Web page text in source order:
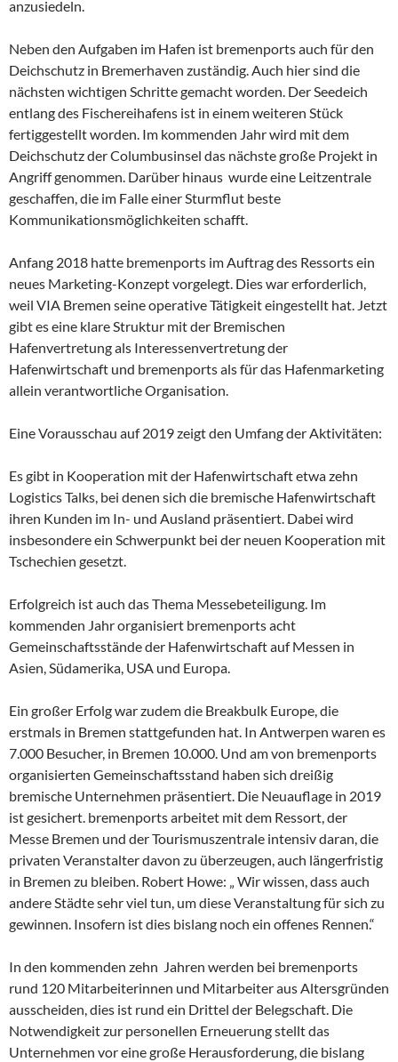
anzusiedeln.
Neben den Aufgaben im Hafen ist bremenports auch für den
Deichschutz in Bremerhaven zuständig. Auch hier sind die
nächsten wichtigen Schritte gemacht worden. Der Seedeich
entlang des Fischereihafens ist in einem weiteren Stück
fertiggestellt worden. Im kommenden Jahr wird mit dem
Deichschutz der Columbusinsel das nächste große Projekt in
Angriff genommen. Darüber hinaus wurde eine Leitzentrale
geschaffen, die im Falle einer Sturmflut beste
Kommunikationsmöglichkeiten schafft.
Anfang 2018 hatte bremenports im Auftrag des Ressorts ein
neues Marketing-Konzept vorgelegt. Dies war erforderlich,
weil VIA Bremen seine operative Tätigkeit eingestellt hat. Jetzt
gibt es eine klare Struktur mit der Bremischen
Hafenvertretung als Interessenvertretung der
Hafenwirtschaft und bremenports als für das Hafenmarketing
allein verantwortliche Organisation.
Eine Vorausschau auf 2019 zeigt den Umfang der Aktivitäten:
Es gibt in Kooperation mit der Hafenwirtschaft etwa zehn
Logistics Talks, bei denen sich die bremische Hafenwirtschaft
ihren Kunden im In- und Ausland präsentiert. Dabei wird
insbesondere ein Schwerpunkt bei der neuen Kooperation mit
Tschechien gesetzt.
Erfolgreich ist auch das Thema Messebeteiligung. Im
kommenden Jahr organisiert bremenports acht
Gemeinschaftsstände der Hafenwirtschaft auf Messen in
Asien, Südamerika, USA und Europa.
Ein großer Erfolg war zudem die Breakbulk Europe, die
erstmals in Bremen stattgefunden hat. In Antwerpen waren es
7.000 Besucher, in Bremen 10.000. Und am von bremenports
organisierten Gemeinschaftsstand haben sich dreißig
bremische Unternehmen präsentiert. Die Neuauflage in 2019
ist gesichert. bremenports arbeitet mit dem Ressort, der
Messe Bremen und der Tourismuszentrale intensiv daran, die
privaten Veranstalter davon zu überzeugen, auch längerfristig
in Bremen zu bleiben. Robert Howe: „ Wir wissen, dass auch
andere Städte sehr viel tun, um diese Veranstaltung für sich zu
gewinnen. Insofern ist dies bislang noch ein offenes Rennen.“
In den kommenden zehn Jahren werden bei bremenports
rund 120 Mitarbeiterinnen und Mitarbeiter aus Altersgründen
ausscheiden, dies ist rund ein Drittel der Belegschaft. Die
Notwendigkeit zur personellen Erneuerung stellt das
Unternehmen vor eine große Herausforderung, die bislang